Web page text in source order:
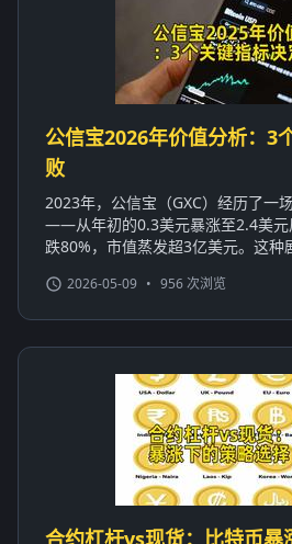
公信宝2026年价值分析：3
败
2023年，公信宝（GXC）经历了一
——从年初的0.3美元暴涨至2.4美元
跌80%，市值蒸发超3亿美元。这种
2026-05-09 • 956 次浏览
合约杠杆vs现货：比特币暴